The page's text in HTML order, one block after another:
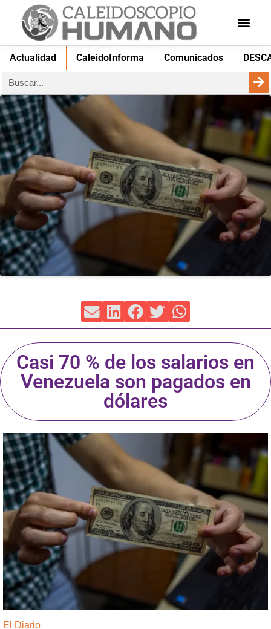
Actualidad CaleidoInforma Comunicados
Casi 70 % de los salarios en
Venezuela son pagados en
dólares
El Diario